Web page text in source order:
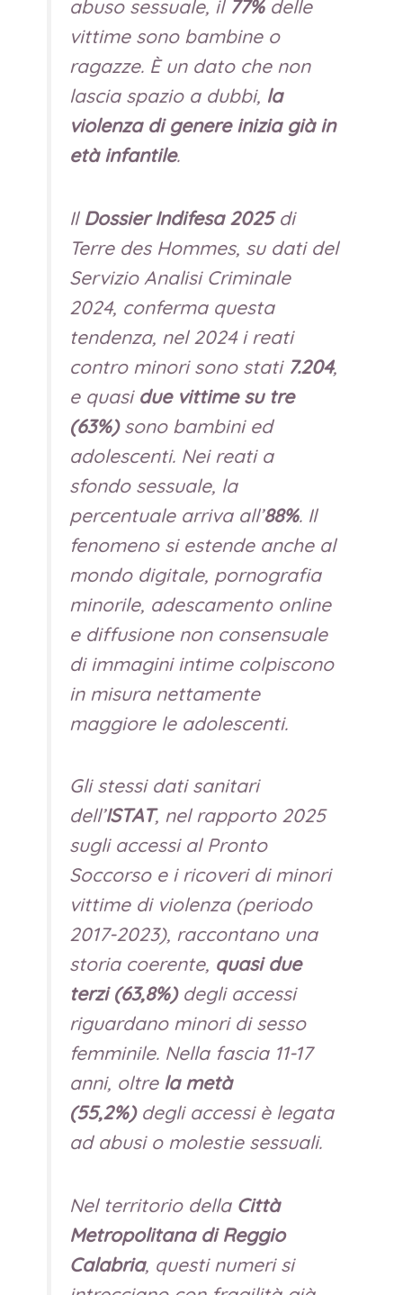
abuso sessuale, il 77%delle
vittime sono bambine o
ragazze. È un dato che non
lascia spazio a dubbi, la
violenza di genere inizia già in
età infantile.
Il Dossier Indifesa 2025di
Terre des Hommes, su dati del
Servizio Analisi Criminale
2024, conferma questa
tendenza, nel 2024 i reati
contro minori sono stati 7.204,
e quasi due vittime su tre
(63%)sono bambini ed
adolescenti. Nei reati a
sfondo sessuale, la
percentuale arriva all’88%. Il
fenomeno si estende anche al
mondo digitale, pornografia
minorile, adescamento online
e diffusione non consensuale
di immagini intime colpiscono
in misura nettamente
maggiore le adolescenti.
Gli stessi dati sanitari
dell’ISTAT, nel rapporto 2025
sugli accessi al Pronto
Soccorso e i ricoveri di minori
vittime di violenza (periodo
2017-2023), raccontano una
storia coerente, quasi due
terzi (63,8%)degli accessi
riguardano minori di sesso
femminile. Nella fascia 11-17
anni, oltre la metà
(55,2%)degli accessi è legata
ad abusi o molestie sessuali.
Nel territorio della Città
Metropolitana di Reggio
Calabria, questi numeri si